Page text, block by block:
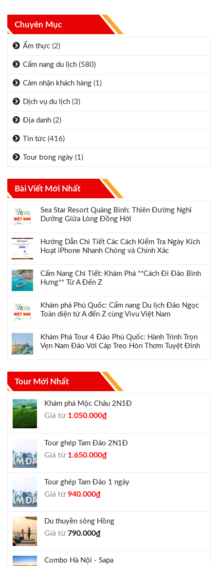
Chuyên Mục
Ẩm thực (2)
Cẩm nang du lịch (580)
Cảm nhận khách hàng (1)
Dịch vụ du lịch (3)
Địa danh (2)
Tin tức (416)
Tour trong ngày (1)
Bài Viết Mới Nhất
Sea Star Resort Quảng Bình: Thiên Đường Nghỉ
Dưỡng Giữa Lòng Đồng Hới
Hướng Dẫn Chi Tiết Các Cách Kiểm Tra Ngày Kích
Hoạt iPhone Nhanh Chóng và Chính Xác
Cẩm Nang Chi Tiết: Khám Phá **Cách Đi Đảo Bình
Hưng** Từ A Đến Z
Khám phá Phú Quốc: Cẩm nang Du lịch Đảo Ngọc
Toàn diện từ A đến Z cùng Vivu Việt Nam
Khám Phá Tour 4 Đảo Phú Quốc: Hành Trình Trọn
Vẹn Nam Đảo Với Cáp Treo Hòn Thơm Tuyệt Đỉnh
Tour Mới Nhất
Khám phá Mộc Châu 2N1Đ
Giá từ Giá
1.300.000₫.
1.050.000₫Giá
là:
Tour ghép Tam Đảo 2N1Đ
Giá từ Giá
1.800.000₫.
1.650.000₫Giá
là:
Tour ghép Tam Đảo 1 ngày
Giá từGiá
1.000.000₫.
940.000₫Giá
là:
Du thuyền sông Hồng
Giá từ790.000₫
Combo Hà Nội - Sapa